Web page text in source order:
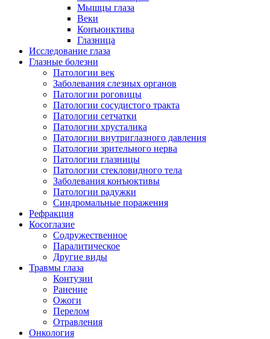
Мышцы глаза
Веки
Конъюнктива
Глазница
Исследование глаза
Глазные болезни
Патологии век
Заболевания слезных органов
Патологии роговицы
Патологии сосудистого тракта
Патологии сетчатки
Патологии хрусталика
Патологии внутриглазного давления
Патологии зрительного нерва
Патологии глазницы
Патологии стекловидного тела
Заболевания конъюктивы
Патологии радужки
Синдромальные поражения
Рефракция
Косоглазие
Содружественное
Паралитическое
Другие виды
Травмы глаза
Контузии
Ранениe
Ожоги
Перелом
Отравления
Онкология